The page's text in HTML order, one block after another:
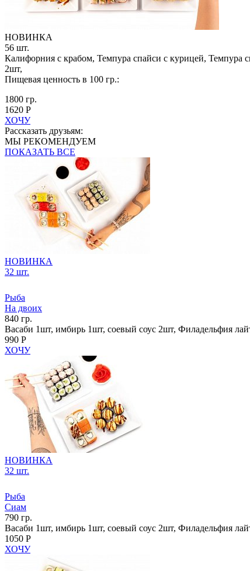
НОВИНКА
56 шт.
Калифорния с крабом, Темпура спайси с курицей, Темпура
2шт,
Пищевая ценность в 100 гр.:
1800 гр.
1620 Р
ХОЧУ
Рассказать друзьям:
МЫ РЕКОМЕНДУЕМ
ПОКАЗАТЬ ВСЕ
НОВИНКА
32 шт.
Рыба
На двоих
840 гр.
Васаби 1шт, имбирь 1шт, соевый соус 2шт, Филадельфия
990 Р
ХОЧУ
НОВИНКА
32 шт.
Рыба
Сиам
790 гр.
Васаби 1шт, имбирь 1шт, соевый соус 2шт, Филадельфия
1050 Р
ХОЧУ